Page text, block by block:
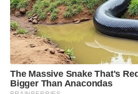
The Massive Snake That's
Bigger Than Anacondas